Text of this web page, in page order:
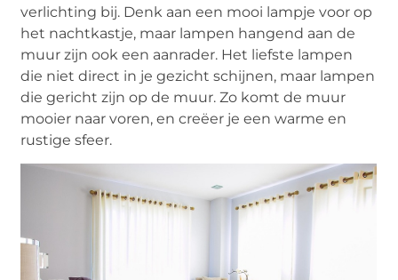
verlichting bij. Denk aan een mooi lampje voor op
het nachtkastje, maar lampen hangend aan de
muur zijn ook een aanrader. Het liefste lampen
die niet direct in je gezicht schijnen, maar lampen
die gericht zijn op de muur. Zo komt de muur
mooier naar voren, en creëer je een warme en
rustige sfeer.